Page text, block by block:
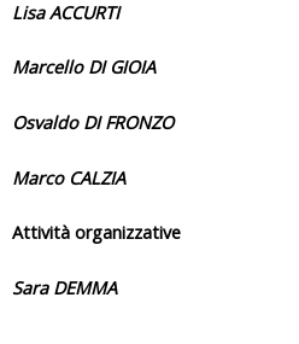
Lisa ACCURTI
Marcello DI GIOIA
Osvaldo DI FRONZO
Marco CALZIA
Attività organizzative
Sara DEMMA